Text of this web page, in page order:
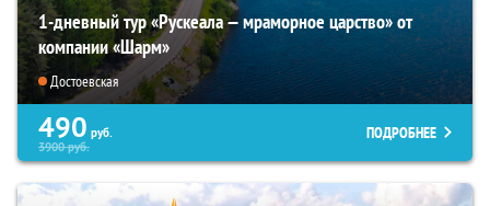
1-дневный тур «Рускеала — мраморное царство» от
компании «Шарм»
Достоевская
490 руб.
3900руб.
ПОДРОБНЕЕ